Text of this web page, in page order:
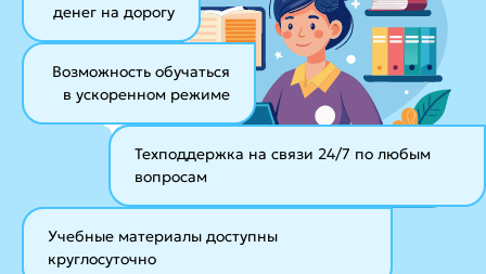
Возможность обучаться
в ускоренном режиме
денег на дорогу
Техподдержка на связи 24/7 по любым
вопросам
Учебные материалы доступны
круглосуточно